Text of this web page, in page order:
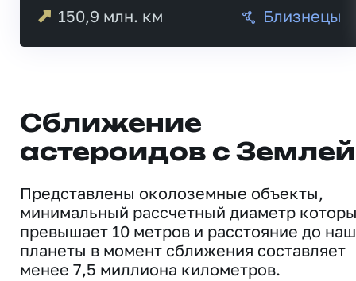
150,9 млн. км Близнецы
Сближение
астероидов с Землей
Представлены околоземные объекты,
минимальный рассчетный диаметр
превышает 10 метров и расстояние до
планеты в момент сближения составляет
менее 7,5 миллиона километров.